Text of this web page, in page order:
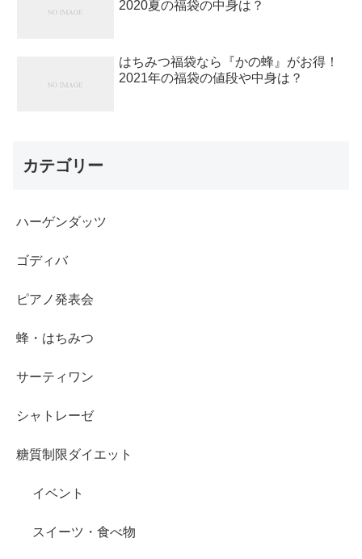
2020夏の福袋の中身は？
はちみつ福袋なら『かの蜂』がお得！
2021年の福袋の値段や中身は？
カテゴリー
ハーゲンダッツ
ゴディバ
ピアノ発表会
蜂・はちみつ
サーティワン
シャトレーゼ
糖質制限ダイエット
イベント
スイーツ・食べ物